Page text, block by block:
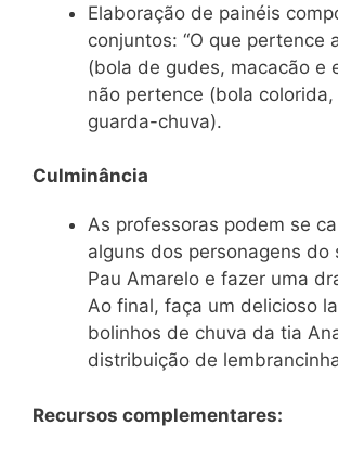
Elaboração de painéis
conjuntos: “O que pertence
(bola de gudes, macacão e
não pertence (bola
guarda-chuva).
Culminância
As professoras podem se
alguns dos personagens do
Pau Amarelo e fazer uma
Ao final, faça um delicioso
bolinhos de chuva da tia
distribuição de
Recursos complementares: